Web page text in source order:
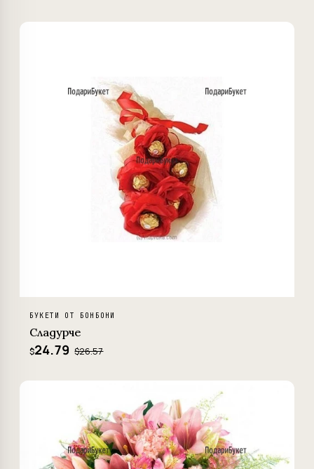
БУКЕТИ ОТ БОНБОНИ
Сладурче
$24.79 $26.57